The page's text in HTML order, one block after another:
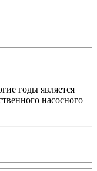
годы является
насосного